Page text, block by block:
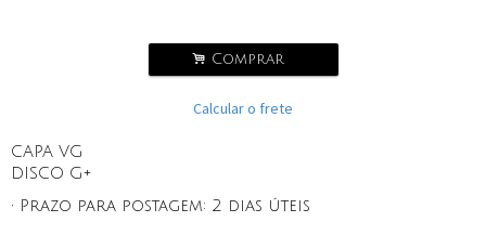
. Comprar
Calcular o frete
CAPA VG
DISCO G+
• Prazo para postagem: 2 dias úteis